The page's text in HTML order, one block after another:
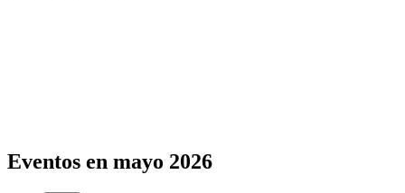
Eventos en mayo 2026